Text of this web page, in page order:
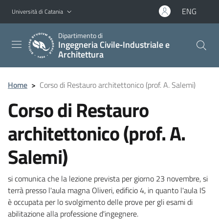
Vai al contenuto principale
Vai al menu di navigazione
Università di Catania ENG
Dipartimento di
Ingegneria Civile‑Industriale e
Architettura
Home > Corso di Restauro architettonico (prof. A. Salemi)
Corso di Restauro
architettonico (prof. A.
Salemi)
si comunica che la lezione prevista per giorno 23 novembre, si
terrà presso l'aula magna Oliveri, edificio 4, in quanto l'aula IS
è occupata per lo svolgimento delle prove per gli esami di
abilitazione alla professione d'ingegnere.